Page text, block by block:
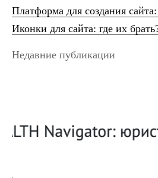
Платформа для создания
Иконки для сайта: где их
Недавние публикации